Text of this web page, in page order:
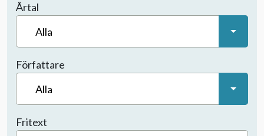
Rapporter
Vetenskapliga publikationer
Böcker
Filmmaterial
Årtal
Alla
Författare
Alla
Fritext